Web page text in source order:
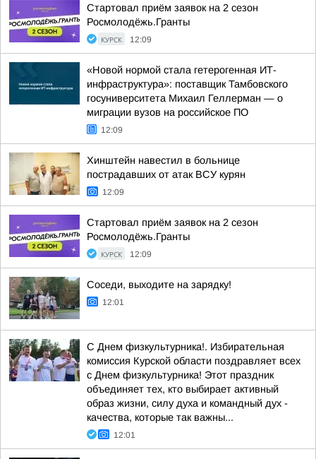
Стартовал приём заявок на 2 сезон
Росмолодёжь.Гранты
КУРСК 12:09
«Новой нормой стала гетерогенная ИТ-
инфраструктура»: поставщик Тамбовского
госуниверситета Михаил Геллерман — о
миграции вузов на российское ПО
12:09
Хинштейн навестил в больнице
пострадавших от атак ВСУ курян
12:09
Стартовал приём заявок на 2 сезон
Росмолодёжь.Гранты
КУРСК 12:09
Соседи, выходите на зарядку!
12:01
С Днем физкультурника!. Избирательная
комиссия Курской области поздравляет всех
с Днем физкультурника! Этот праздник
объединяет тех, кто выбирает активный
образ жизни, силу духа и командный дух -
качества, которые так важны...
12:01